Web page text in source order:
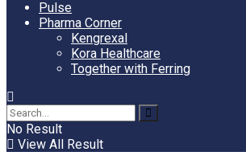
Pulse
Pharma Corner
Kengrexal
Kora Healthcare
Together with Ferring
No Result
View All Result